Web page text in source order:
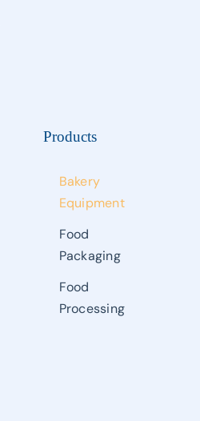
Products
Bakery
Equipment
Food
Packaging
Food
Processing